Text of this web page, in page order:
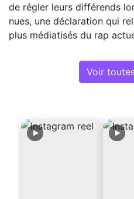
de régler leurs différends
nues, une déclaration qui
plus médiatisés du rap
Voir